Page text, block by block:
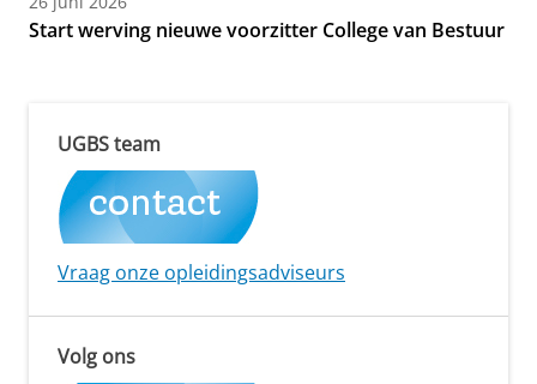
Start werving nieuwe voorzitter College van Bestuur
UGBS team
Vraag onze opleidingsadviseurs
Volg ons